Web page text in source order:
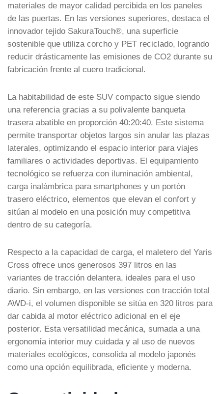
materiales de mayor calidad percibida en los paneles
de las puertas. En las versiones superiores, destaca el
innovador tejido SakuraTouch®, una superficie
sostenible que utiliza corcho y PET reciclado, logrando
reducir drásticamente las emisiones de CO2 durante su
fabricación frente al cuero tradicional.
La habitabilidad de este SUV compacto sigue siendo
una referencia gracias a su polivalente banqueta
trasera abatible en proporción 40:20:40. Este sistema
permite transportar objetos largos sin anular las plazas
laterales, optimizando el espacio interior para viajes
familiares o actividades deportivas. El equipamiento
tecnológico se refuerza con iluminación ambiental,
carga inalámbrica para smartphones y un portón
trasero eléctrico, elementos que elevan el confort y
sitúan al modelo en una posición muy competitiva
dentro de su categoría.
Respecto a la capacidad de carga, el maletero del Yaris
Cross ofrece unos generosos 397 litros en las
variantes de tracción delantera, ideales para el uso
diario. Sin embargo, en las versiones con tracción total
AWD-i, el volumen disponible se sitúa en 320 litros para
dar cabida al motor eléctrico adicional en el eje
posterior. Esta versatilidad mecánica, sumada a una
ergonomía interior muy cuidada y al uso de nuevos
materiales ecológicos, consolida al modelo japonés
como una opción equilibrada, eficiente y moderna.